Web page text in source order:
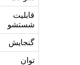
قابلیت
شستشو
گنجایش
توان